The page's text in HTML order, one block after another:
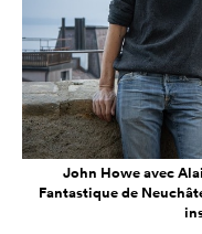
John Howe avec
Fantastique de